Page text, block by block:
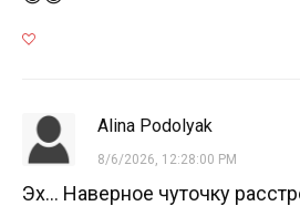
Alina Podolyak
8/6/2026, 12:28:00 PM
Эх... Наверное чуточку